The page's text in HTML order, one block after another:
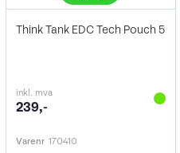
Think Tank EDC Tech Pouch 5
inkl. mva
239,-
Varenr 170410